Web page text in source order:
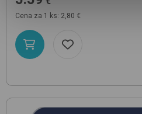
Cena za 1 ks: 2,80 €